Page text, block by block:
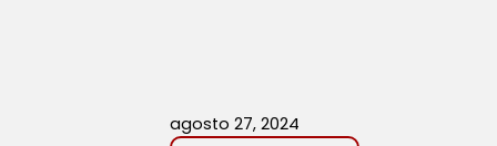
agosto 27, 2024